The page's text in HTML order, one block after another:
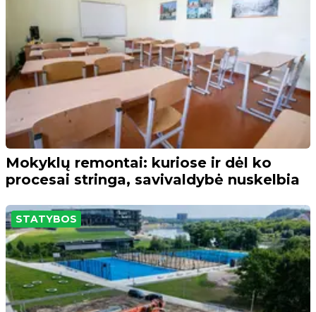
Mokyklų remontai: kuriose ir dėl ko
procesai stringa, savivaldybė nuskelbia
STATYBOS